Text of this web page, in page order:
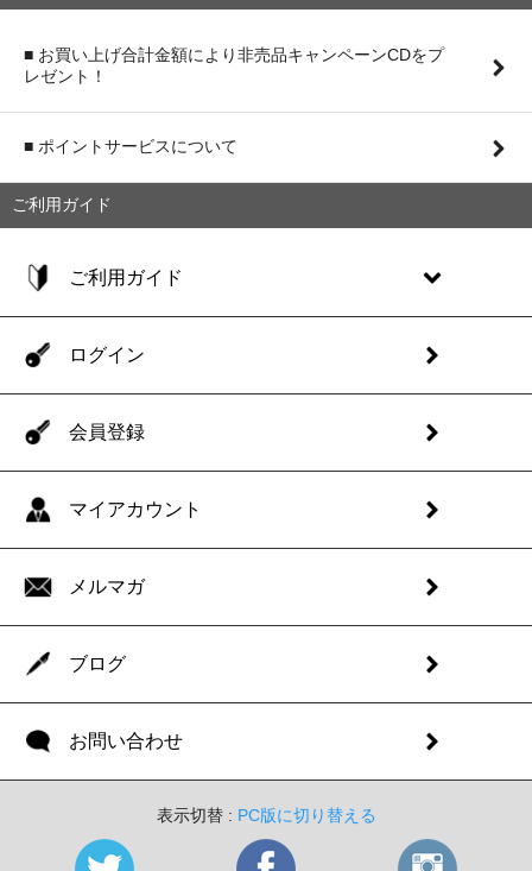
■ お買い上げ合計金額により非売品キャンペーンCDをプ
レゼント！
■ ポイントサービスについて
ご利用ガイド
ご利用ガイド
ログイン
会員登録
マイアカウント
メルマガ
ブログ
お問い合わせ
表示切替 : PC版に切り替える